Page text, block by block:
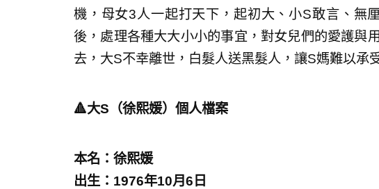
機，母女3人一起打天下，起初大、小S敢言、無
後，處理各種大大小小的事宜，對女兒們的愛護與
去，大S不幸離世，白髮人送黑髮人，讓S媽難以承
🔺大S（徐熙媛）個人檔案
本名：徐熙媛
出生：1976年10月6日